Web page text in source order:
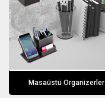
Masaüstü Organizerler